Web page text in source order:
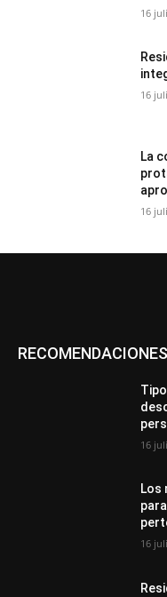
16
16
La
16
16
Los
16